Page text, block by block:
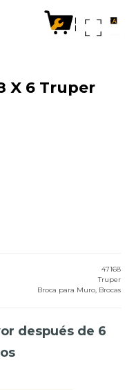
la imagen
X 6 Truper
47168
Truper
Broca para Muro, Brocas
después de 6